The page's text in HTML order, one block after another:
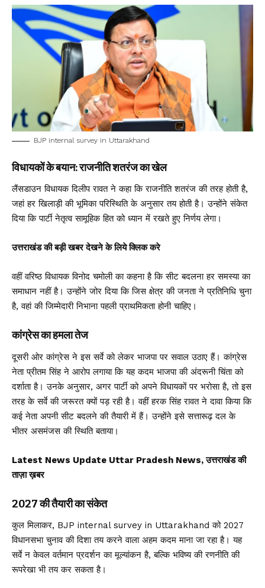
BJP internal survey in Uttarakhand
विधायकों के बयान: राजनीति शतरंज का खेल
लैंसडाउन विधायक दिलीप रावत ने कहा कि राजनीति शतरंज की तरह होती है,
जहां हर खिलाड़ी की भूमिका परिस्थिति के अनुसार तय होती है। उन्होंने संकेत
दिया कि पार्टी नेतृत्व सामूहिक हित को ध्यान में रखते हुए निर्णय लेगा।
उत्तराखंड की बड़ी खबर देखने के लिये क्लिक करे
वहीं वरिष्ठ विधायक विनोद चमोली का कहना है कि सीट बदलना हर समस्या का
समाधान नहीं है। उन्होंने जोर दिया कि जिस क्षेत्र की जनता ने प्रतिनिधि चुना
है, वहां की जिम्मेदारी निभाना पहली प्राथमिकता होनी चाहिए।
कांग्रेस का हमला तेज
दूसरी ओर कांग्रेस ने इस सर्वे को लेकर भाजपा पर सवाल उठाए हैं। कांग्रेस
नेता प्रीतम सिंह ने आरोप लगाया कि यह कदम भाजपा की अंदरूनी चिंता को
दर्शाता है। उनके अनुसार, अगर पार्टी को अपने विधायकों पर भरोसा है, तो इस
तरह के सर्वे की जरूरत क्यों पड़ रही है। वहीं हरक सिंह रावत ने दावा किया कि
कई नेता अपनी सीट बदलने की तैयारी में हैं। उन्होंने इसे सत्तारूढ़ दल के
भीतर असमंजस की स्थिति बताया।
Latest News Update Uttar Pradesh News, उत्तराखंड की
ताज़ा ख़बर
2027 की तैयारी का संकेत
कुल मिलाकर, BJP internal survey in Uttarakhand को 2027
विधानसभा चुनाव की दिशा तय करने वाला अहम कदम माना जा रहा है। यह
सर्वे न केवल वर्तमान प्रदर्शन का मूल्यांकन है, बल्कि भविष्य की रणनीति की
रूपरेखा भी तय कर सकता है।